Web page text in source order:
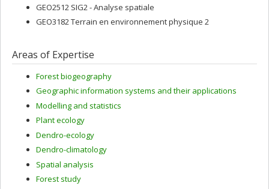
GEO2512 SIG2 - Analyse spatiale
GEO3182 Terrain en environnement physique 2
Areas of Expertise
Forest biogeography
Geographic information systems and their applications
Modelling and statistics
Plant ecology
Dendro-ecology
Dendro-climatology
Spatial analysis
Forest study